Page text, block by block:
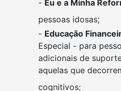
- Eu e a Minha
pessoas idosas;
- Educação
Especial - para
adicionais de
aquelas que
cognitivos;